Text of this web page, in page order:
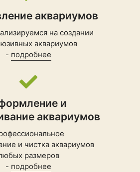
аквариумов
на создании
аквариумов
- подробнее
и
аквариумов
и чистка аквариумов
размеров
- подробнее